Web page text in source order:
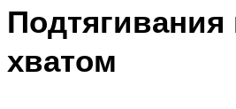
хватом